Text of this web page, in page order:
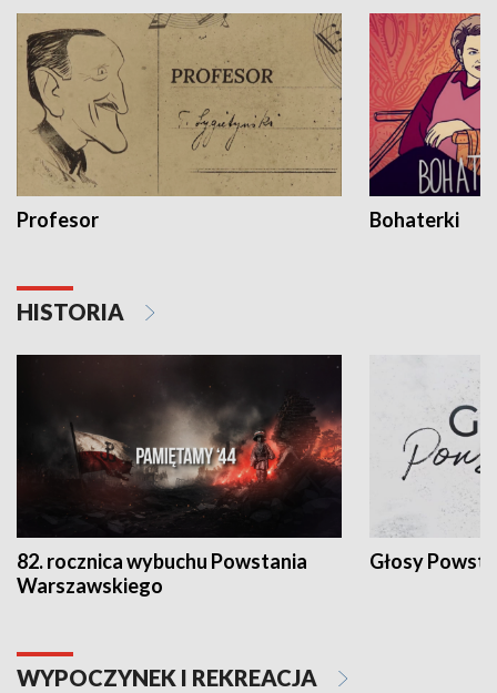
Profesor Bohaterki
HISTORIA
82. rocznica wybuchu Powstania
Warszawskiego
Głosy
WYPOCZYNEK I REKREACJA